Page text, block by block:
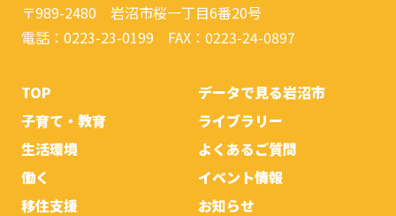
〒989-2480 岩沼市桜一丁目6番20号
電話：0223-23-0199 FAX：0223-24-0897
TOP
子育て・教育
生活環境
働く
移住支援
データで見る岩沼市
ライブラリー
よくあるご質問
イベント情報
お知らせ